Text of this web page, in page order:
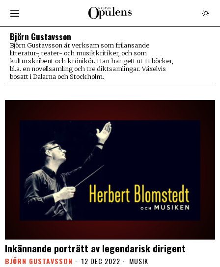
Björn Gustavsson
Björn Gustavsson är verksam som frilansande
litteratur-, teater- och musikkritiker, och som
kulturskribent och krönikör. Han har gett ut 11 böcker,
bl.a. en novellsamling och tre diktsamlingar. Växelvis
bosatt i Dalarna och Stockholm.
Inkännande porträtt av legendarisk dirigent
BJÖRN GUSTAVSSON 12 DEC 2022 MUSIK